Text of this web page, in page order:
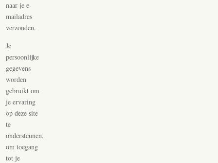
naar je e-
mailadres
verzonden.
Je
persoonlijke
gegevens
worden
gebruikt om
je ervaring
op deze site
te
ondersteunen,
om toegang
tot je